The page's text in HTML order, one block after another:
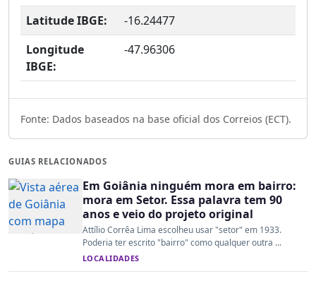
Latitude IBGE:
-16.24477
Longitude
IBGE:
-47.96306
Fonte: Dados baseados na base oficial dos Correios (ECT).
GUIAS RELACIONADOS
Em Goiânia ninguém mora em bairro:
mora em Setor. Essa palavra tem 90
anos e veio do projeto original
Attílio Corrêa Lima escolheu usar "setor" em 1933.
Poderia ter escrito "bairro" como qualquer outra ...
LOCALIDADES